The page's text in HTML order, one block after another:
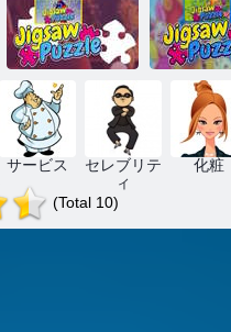
ディズニージ
ュニア：ジグ
ソーパズル
はじめ
フィア
スクルージ ジ
グソー タイル
マニア
ジグソー
ル
サービス
セレブリテ
ィ
化粧
(Total 10)